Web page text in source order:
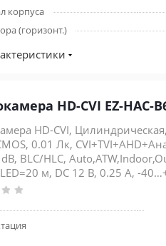
корпуса
(горизонт.)
HD-CVI EZ-HAC-
HD-CVI,
0.01 Лк,
BLC/HLC,
м, DC 12 В, 0.25 А, -